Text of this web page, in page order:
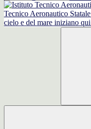
Tecnico Aeronautico Statale
cielo e del mare iniziano qui